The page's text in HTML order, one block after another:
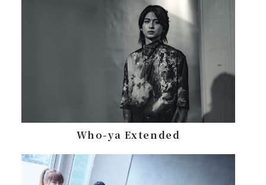
Who-ya Extended